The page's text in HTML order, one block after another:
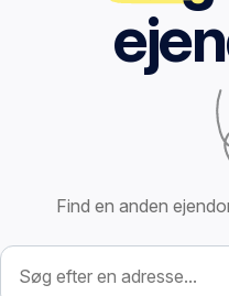
Find en anden
Søg efter ejendom